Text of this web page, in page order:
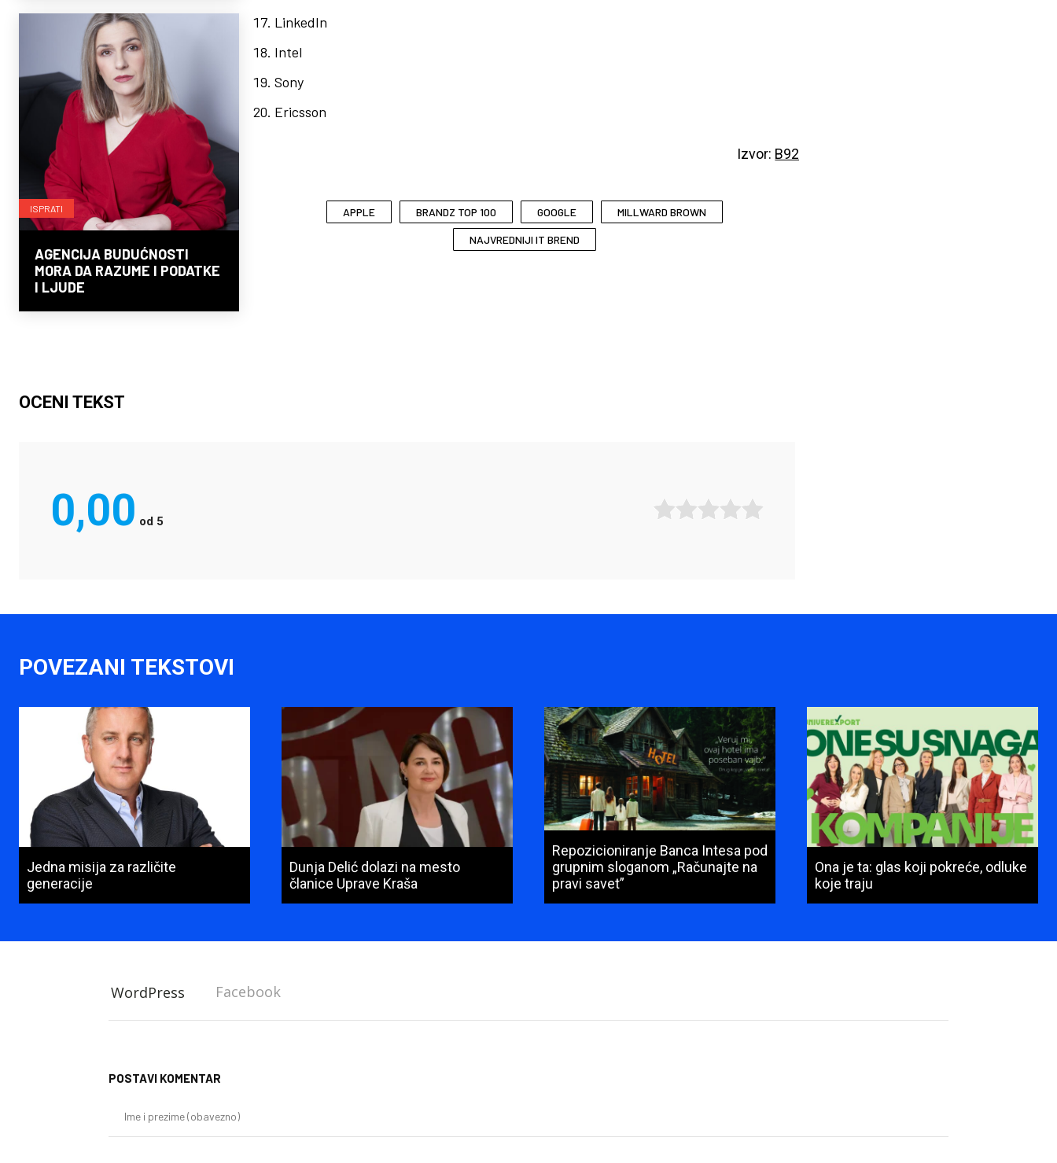
ISPRATI
AGENCIJA BUDUĆNOSTI
MORA DA RAZUME I PODATKE
I LJUDE
LinkedIn
Intel
Sony
Ericsson
Izvor: B92
APPLE BRANDZ TOP 100 GOOGLE MILLWARD BROWN
NAJVREDNIJI IT BREND
OCENI TEKST
0,00 od 5
POVEZANI TEKSTOVI
Jedna misija za različite
generacije
Dunja Delić dolazi na mesto
članice Uprave Kraša
Repozicioniranje Banca Intesa pod
grupnim sloganom „Računajte na
pravi savet”
Ona je ta: glas koji pokreće, odluke
koje traju
WordPress Facebook
POSTAVI KOMENTAR
prezime